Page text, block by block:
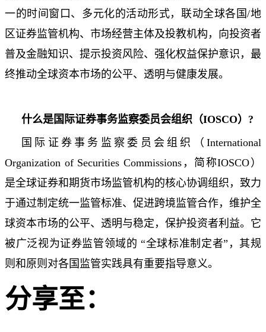
一的时间窗口、多元化的活动形式，联动全球各国/地
区证券监管机构、市场经营主体及投教机构，向投资者
普及金融知识、提示投资风险、强化权益保护意识，最
终推动全球资本市场的公平、透明与健康发展。
什么是国际证券事务监察委员会组织（IOSCO）?
国际证券事务监察委员会组织（International
Organization of Securities Commissions，简称IOSCO）
是全球证券和期货市场监管机构的核心协调组织，致力
于通过制定统一监管标准、促进跨境监管合作，维护全
球资本市场的公平、透明与稳定，保护投资者利益。它
被广泛视为证券监管领域的 “全球标准制定者”，其规
则和原则对各国监管实践具有重要指导意义。
分享至：